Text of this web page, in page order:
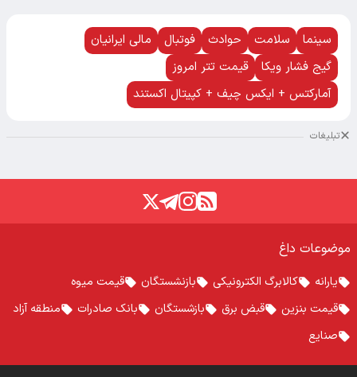
سینما سلامت حوادث فوتبال
مالی ایرانیان
گیج فشار ویکا
قیمت تتر امروز
آمارکتس + ایکس چیف + کپیتال اکستند
تبلیغات
موضوعات داغ
یارانه کالابرگ الکترونیکی بازنشستگان
قیمت میوه
قیمت بنزین
قبض برق بازشستگان بانک صادرات
منطقه آزاد
صنایع